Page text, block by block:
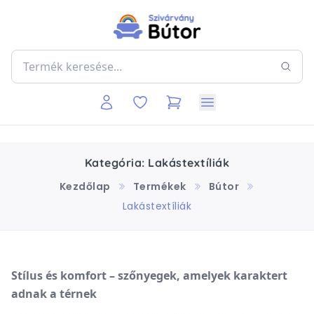
Kategória: Lakástextíliák
Kezdőlap
Termékek
Bútor
Lakástextíliák
Stílus és komfort – szőnyegek, amelyek karaktert
adnak a térnek